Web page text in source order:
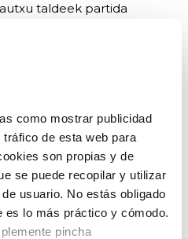
como mostrar publicidad
de esta web para
son propias y de
se puede recopilar y utilizar
usuario. No estás obligado
es lo más práctico y cómodo.
pincha
taldeek partida
zen jakiteko.
aurka jokatzeko
laurdenetan. Black
Gainerako partidak
izango dira
Black-Ointxe! eta
3×3.